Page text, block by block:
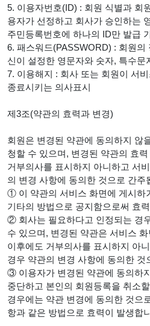
5. 이용자번호(ID) : 회원 식별과 회
용자가 선정하고 회사가 승인하는
주민등록번호에 하나의 ID만 발급
6. 패스워드(PASSWORD) : 회원
신이 설정한 영문자와 숫자, 특수문
7. 이용해지 : 회사 또는 회원이 서
종료시키는 의사표시
제3조(약관의 효력과 변경)
회원은 변경된 약관에 동의하지 않
청할 수 있으며, 변경된 약관의 효
거부의사를 표시하지 아니하고 서
의 변경 사항에 동의한 것으로 간주
① 이 약관의 서비스 화면에 게시하
기타의 방법으로 공지함으로써 효
② 회사는 필요하다고 인정되는 경
수 있으며, 변경된 약관은 서비스
이후에도 거부의사를 표시하지 아
경우 약관의 변경 사항에 동의한 것
③ 이용자가 변경된 약관에 동의하
중단하고 본인의 회원등록을 취소
경우에는 약관 변경에 동의한 것으
항과 같은 방법으로 효력이 발생합